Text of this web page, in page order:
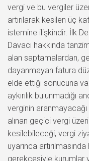
vergi ve bu vergiler
artırılarak kesilen üç
istemine ilişkindir. İlk
Davacı hakkında
alan saptamalardan,
dayanmayan fatura
elde ettiği sonucuna
aykırılık
verginin aranmayacağı
alınan geçici vergi
kesilebileceği, vergi
uyarınca artırılmasında
gerekçesiyle kurumlar